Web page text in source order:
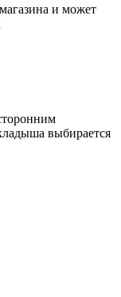
и может
выбирается